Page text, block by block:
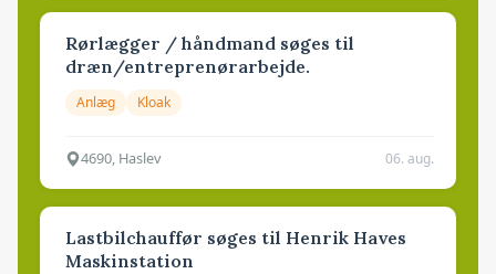
Rørlægger / håndmand søges til
dræn/entreprenørarbejde.
Anlæg Kloak
4690, Haslev 06. aug.
Lastbilchauffør søges til Henrik Haves
Maskinstation